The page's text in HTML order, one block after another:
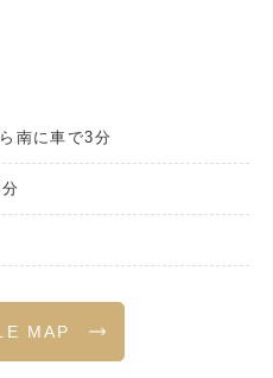
南に車で3分
MAP